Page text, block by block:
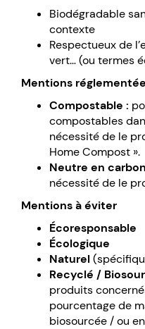
Biodégradable
contexte
Respectueux de
vert… (ou termes
Mentions
Compostable :
compostables
nécessité de le
Home Compost ».
Neutre en
nécessité de le
Mentions à éviter
Écoresponsable
Écologique
Naturel
Recyclé /
produits
pourcentage de
biosourcée / ou